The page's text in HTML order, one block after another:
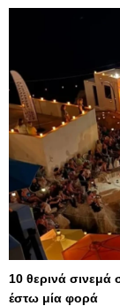
10 θερινά σινεμά
έστω μία φορά